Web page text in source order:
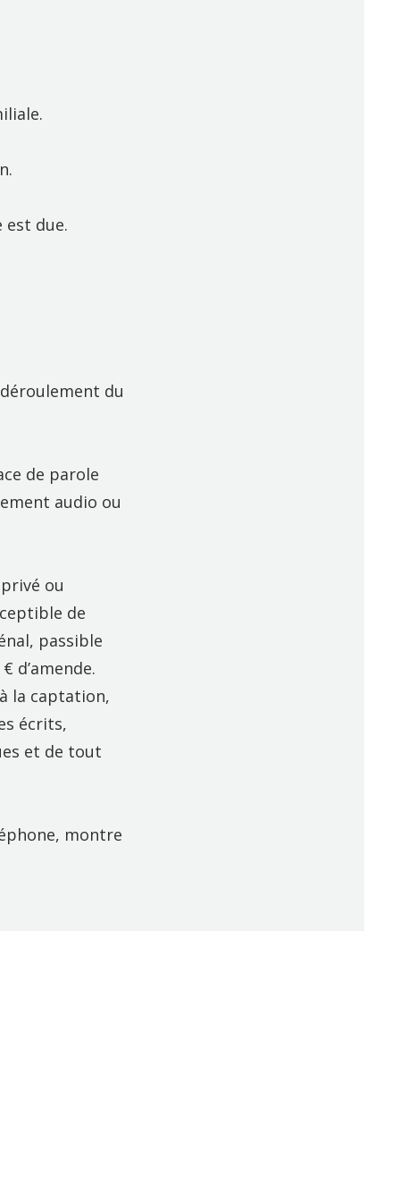
est due.
du
de parole
audio ou
ou
de
passible
d’amende.
la captation,
écrits,
et de tout
montre